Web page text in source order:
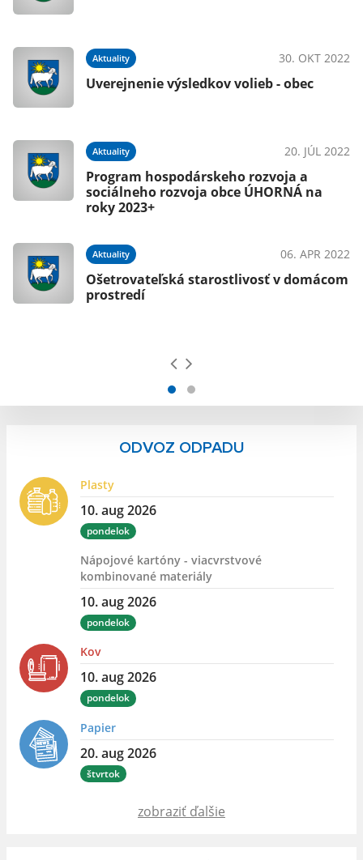
Aktuality 30. OKT 2022
Uverejnenie výsledkov volieb - obec
Aktuality 20. JÚL 2022
Program hospodárskeho rozvoja a
sociálneho rozvoja obce ÚHORNÁ na
roky 2023+
Aktuality 06. APR 2022
Ošetrovateľská starostlivosť v domácom
prostredí
ODVOZ ODPADU
Plasty
10. aug 2026
pondelok
Nápojové kartóny - viacvrstvové
kombinované materiály
10. aug 2026
pondelok
Kov
10. aug 2026
pondelok
Papier
20. aug 2026
štvrtok
zobraziť ďalšie